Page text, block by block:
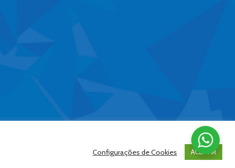
Configurações de Cookies ACEITAR